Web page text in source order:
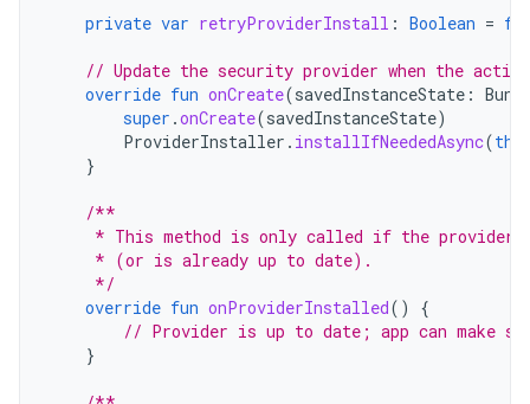
private var retryProviderInstall : Boolean =
// Update the security provider when the
override fun onCreate(savedInstanceState :
super .onCreate(savedInstanceState)
ProviderInstaller . installIfNeededAsync(
}
/**
* This method is only called if the provider
     * (or is already up to date).
     */
override fun onProviderInstalled()
{
// Provider is up to date; app can make
}